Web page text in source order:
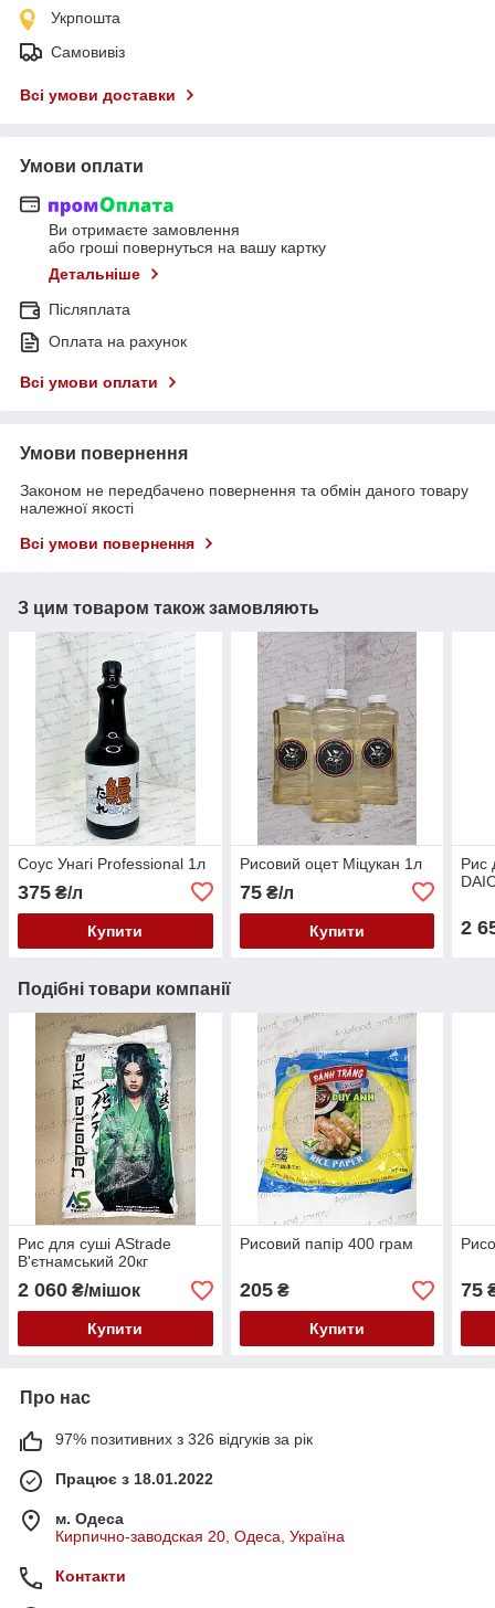
Укрпошта
Самовивіз
Всі умови доставки
Умови оплати
Ви отримаєте замовлення
або гроші повернуться на вашу картку
Детальніше
Післяплата
Оплата на рахунок
Всі умови оплати
Умови повернення
Законом не передбачено повернення та обмін даного товару
належної якості
Всі умови повернення
З цим товаром також замовляють
Соус Унагі Professional 1л
375 ₴/л
Купити
Рисовий оцет Міцукан 1л
75₴/л
Купити
Рис
2
Подібні товари компанії
Рис для суші AStrade
В'єтнамський 20кг
2 060 ₴/мішок
Купити
Рисовий папір 400 грам
205₴
Купити
75
Про нас
97% позитивних з 326 відгуків за рік
Працює з 18.01.2022
м. Одеса
Кирпично-заводская 20, Одеса, Україна
Контакти